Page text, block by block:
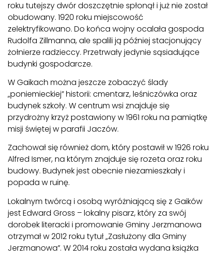
roku tutejszy dwór doszczętnie spłonął i już nie został
obudowany. 1920 roku miejscowość
zelektryfikowano. Do końca wojny ocalała gospoda
Rudolfa Zillmanna, ale spalili ją później stacjonujący
żołnierze radzieccy. Przetrwały jedynie sąsiadujące
budynki gospodarcze.
W Gaikach można jeszcze zobaczyć ślady
„poniemieckiej” historii: cmentarz, leśniczówka oraz
budynek szkoły. W centrum wsi znajduje się
przydrożny krzyż postawiony w 1961 roku na pamiątkę
misji świętej w parafii Jaczów.
Zachował się również dom, który postawił w 1926 roku
Alfred Ismer, na którym znajduje się rozeta oraz roku
budowy. Budynek jest obecnie niezamieszkały i
popada w ruinę.
Lokalnym twórcą i osobą wyróżniającą się z Gaików
jest Edward Gross – lokalny pisarz, który za swój
dorobek literacki i promowanie Gminy Jerzmanowa
otrzymał w 2012 roku tytuł „Zasłużony dla Gminy
Jerzmanowa”. W 2014 roku została wydana książka